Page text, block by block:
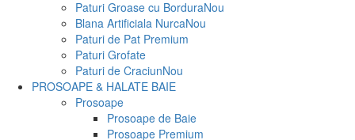
Paturi Groase cu BorduraNou
Blana Artificiala NurcaNou
Paturi de Pat Premium
Paturi Grofate
Paturi de CraciunNou
PROSOAPE & HALATE BAIE
Prosoape
Prosoape de Baie
Prosoape Premium